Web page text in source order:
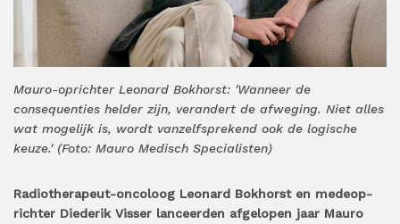
Mauro-oprichter Leonard Bokhorst: 'Wanneer de
consequenties helder zijn, verandert de afweging. Niet alles
wat mogelijk is, wordt vanzelfsprekend ook de logische
keuze.' (Foto: Mauro Medisch Specialisten)
Radiotherapeut-oncoloog Leonard Bokhorst en medeop­
richter Diederik Visser lanceerden afgelopen jaar Mauro